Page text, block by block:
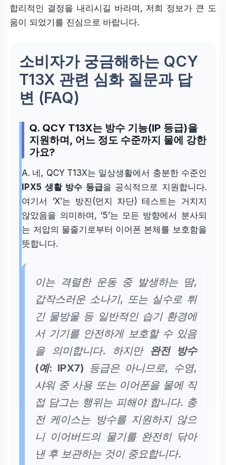
합리적인 결정을 내리시길 바라며, 저희 정보가 큰 도
움이 되었기를 진심으로 바랍니다.
소비자가 궁금해하는 QCY
T13X 관련 심화 질문과 답
변 (FAQ)
Q. QCY T13X는 방수 기능(IP 등급)을
지원하며, 어느 정도 수준까지 물에 강한
가요?
A. 네, QCY T13X는 일상생활에서 충분한 수준인
IPX5 생활 방수 등급을 공식적으로 지원합니다.
여기서 ‘X’는 방진(먼지 차단) 테스트는 거치지
않았음을 의미하며, ‘5’는 모든 방향에서 분사되
는 저압의 물줄기로부터 이어폰 본체를 보호함을
뜻합니다.
이는 격렬한 운동 중 발생하는 땀,
갑작스러운 소나기, 또는 실수로 튀
긴 물방울 등 일반적인 습기 환경에
서 기기를 안전하게 보호할 수 있음
을 의미합니다. 하지만 완전 방수
(예: IPX7) 등급은 아니므로, 수영,
샤워 중 사용 또는 이어폰을 물에 직
접 담그는 행위는 피해야 합니다. 충
전 케이스는 방수를 지원하지 않으
니 이어버드의 물기를 완전히 닦아
낸 후 보관하는 것이 중요합니다.